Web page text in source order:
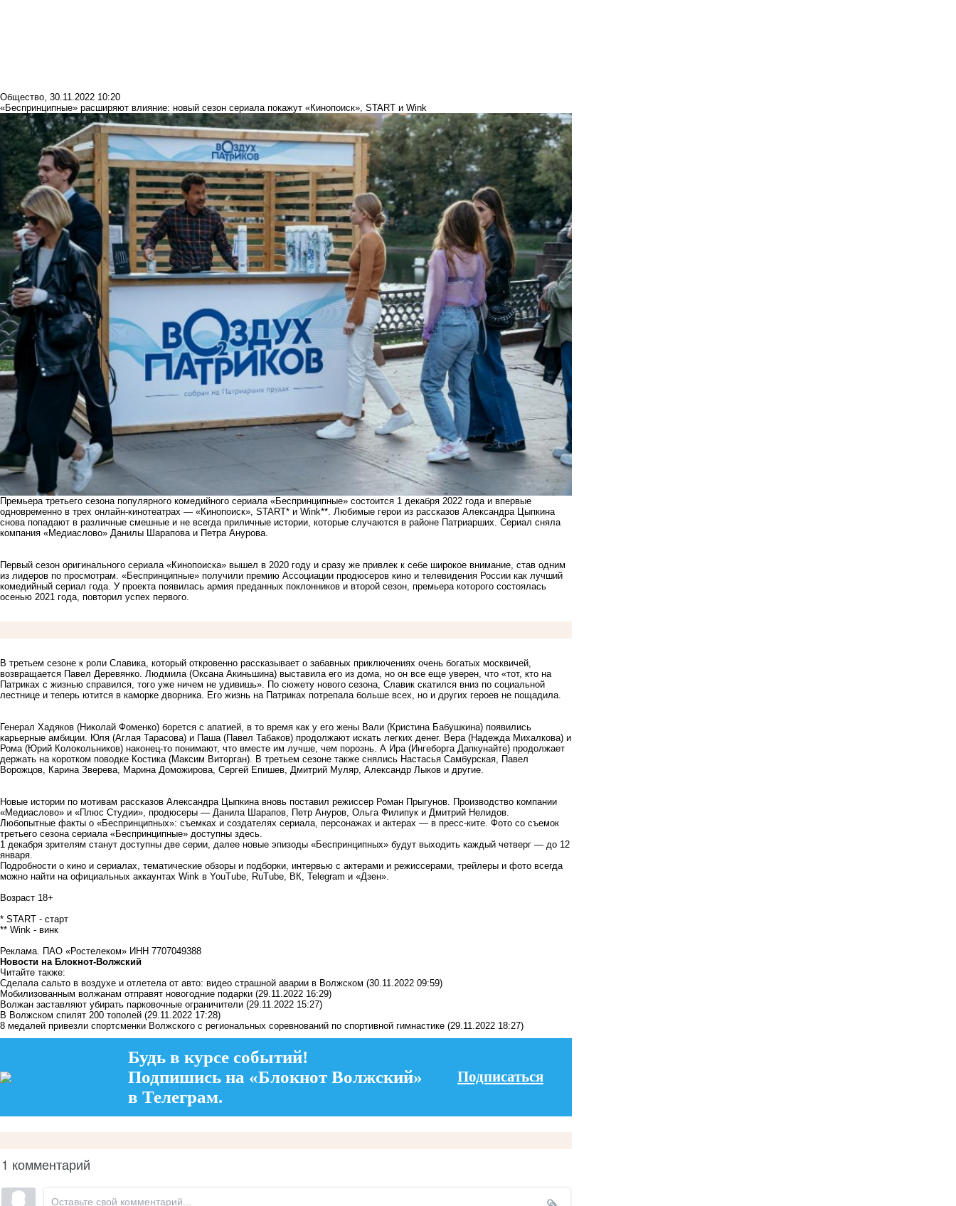
Общество, 30.11.2022 10:20
«Беспринципные» расширяют влияние: новый сезон сериала покажут «Кинопоиск», START и Wink
Премьера третьего сезона популярного комедийного сериала «Беспринципные» состоится 1 декабря 2022 года и впервые
одновременно в трех онлайн-кинотеатрах — «Кинопоиск», START* и Wink**. Любимые герои из рассказов Александра Цыпкина
снова попадают в различные смешные и не всегда приличные истории, которые случаются в районе Патриарших. Сериал сняла
компания «Медиаслово» Данилы Шарапова и Петра Анурова.
Первый сезон оригинального сериала «Кинопоиска» вышел в 2020 году и сразу же привлек к себе широкое внимание, став одним
из лидеров по просмотрам. «Беспринципные» получили премию Ассоциации продюсеров кино и телевидения России как лучший
комедийный сериал года. У проекта появилась армия преданных поклонников и второй сезон, премьера которого состоялась
осенью 2021 года, повторил успех первого.
В третьем сезоне к роли Славика, который откровенно рассказывает о забавных приключениях очень богатых москвичей,
возвращается Павел Деревянко. Людмила (Оксана Акиньшина) выставила его из дома, но он все еще уверен, что «тот, кто на
Патриках с жизнью справился, того уже ничем не удивишь». По сюжету нового сезона, Славик скатился вниз по социальной
лестнице и теперь ютится в каморке дворника. Его жизнь на Патриках потрепала больше всех, но и других героев не пощадила.
Генерал Хадяков (Николай Фоменко) борется с апатией, в то время как у его жены Вали (Кристина Бабушкина) появились
карьерные амбиции. Юля (Аглая Тарасова) и Паша (Павел Табаков) продолжают искать легких денег. Вера (Надежда Михалкова) и
Рома (Юрий Колокольников) наконец-то понимают, что вместе им лучше, чем порознь. А Ира (Ингеборга Дапкунайте) продолжает
держать на коротком поводке Костика (Максим Виторган). В третьем сезоне также снялись Настасья Самбурская, Павел
Ворожцов, Карина Зверева, Марина Доможирова, Сергей Епишев, Дмитрий Муляр, Александр Лыков и другие.
Новые истории по мотивам рассказов Александра Цыпкина вновь поставил режиссер Роман Прыгунов. Производство компании
«Медиаслово» и «Плюс Студии», продюсеры — Данила Шарапов, Петр Ануров, Ольга Филипук и Дмитрий Нелидов.
Любопытные факты о «Беспринципных»: съемках и создателях сериала, персонажах и актерах — в пресс-ките . Фото со съемок
третьего сезона сериала «Беспринципные» доступны здесь
1 декабря зрителям станут доступны две серии, далее новые эпизоды «Беспринципных» будут выходить каждый четверг — до 12
января.
Подробности о кино и сериалах, тематические обзоры и подборки, интервью с актерами и режиссерами, трейлеры и фото всегда
можно найти на официальных аккаунтах Wink в YouTube RuTube ВК Telegram и «Дзен»
Возраст 18+
* START - старт
** Wink - винк
Реклама. ПАО «Ростелеком» ИНН 7707049388
Новости на Блoкнoт-Волжский
Читайте также:
Сделала сальто в воздухе и отлетела от авто: видео страшной аварии в Волжском (30.11.2022 09:59)
Мобилизованным волжанам отправят новогодние подарки (29.11.2022 16:29)
Волжан заставляют убирать парковочные ограничители (29.11.2022 15:27)
В Волжском спилят 200 тополей (29.11.2022 17:28)
8 медалей привезли спортсменки Волжского с региональных соревнований по спортивной гимнастике (29.11.2022 18:27)
Будь в курсе событий!
Подпишись на «Блокнот Волжский»
в Телеграм.
Подписаться
1 комментарий